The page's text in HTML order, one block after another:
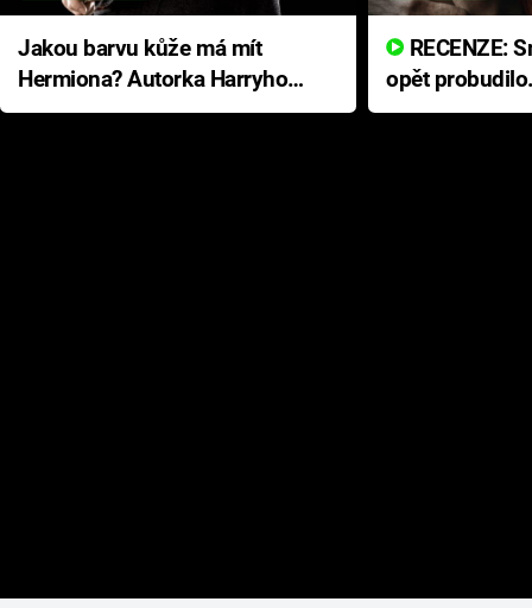
Jakou barvu kůže má mít
Hermiona? Autorka Harryho
Pottera přišla s ráznou
opět
přichází s